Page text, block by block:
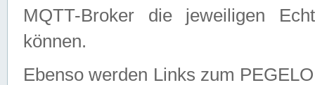
MQTT-Broker die jeweiligen
können.
Ebenso werden Links zum